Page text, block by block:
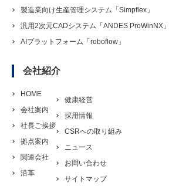
製造業向け生産管理システム「Simpflex」
汎用2次元CADシステム「ANDES ProWinNX」
AIプラットフォーム「roboflow」
会社紹介
HOME
会社案内
社長ご挨拶
拠点案内
関連会社
沿革
健康経営
採用情報
CSRへの取り組み
ニュース
お問い合わせ
サイトマップ